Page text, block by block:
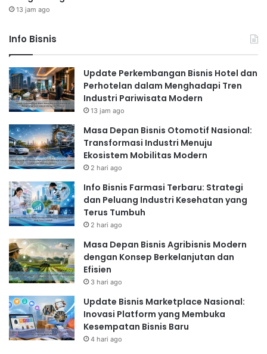
13 jam ago
Info Bisnis
Update Perkembangan Bisnis Hotel dan
Perhotelan dalam Menghadapi Tren
Industri Pariwisata Modern
13 jam ago
Masa Depan Bisnis Otomotif Nasional:
Transformasi Industri Menuju
Ekosistem Mobilitas Modern
2 hari ago
Info Bisnis Farmasi Terbaru: Strategi
dan Peluang Industri Kesehatan yang
Terus Tumbuh
2 hari ago
Masa Depan Bisnis Agribisnis Modern
dengan Konsep Berkelanjutan dan
Efisien
3 hari ago
Update Bisnis Marketplace Nasional:
Inovasi Platform yang Membuka
Kesempatan Bisnis Baru
4 hari ago